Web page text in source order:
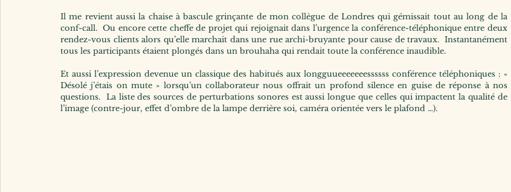
Il me revient aussi la chaise à bascule grinçante de mon collègue de Londres qui gémissait tout au long de la
conf-call.  Ou encore cette cheffe de projet qui rejoignait dans l’urgence la conférence-téléphonique entre deux
rendez-vous clients alors qu’elle marchait dans une rue archi-bruyante pour cause de travaux.  Instantanément
tous les participants étaient plongés dans un brouhaha qui rendait toute la conférence inaudible.
Et aussi l’expression devenue un classique des habitués aux longguueeeeeeessssss conférence téléphoniques : «
Désolé j’étais on mute » lorsqu’un collaborateur nous offrait un profond silence en guise de réponse à nos
questions.  La liste des sources de perturbations sonores est aussi longue que celles qui impactent la qualité de
l’image (contre-jour, effet d’ombre de la lampe derrière soi, caméra orientée vers le plafond …).